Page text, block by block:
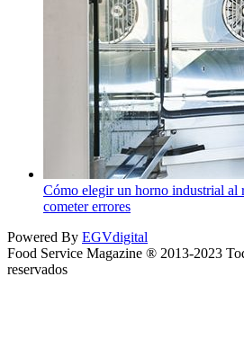
Cómo elegir un horno industrial al
cometer errores
Powered By EGVdigital
Food Service Magazine ® 2013-2023
reservados